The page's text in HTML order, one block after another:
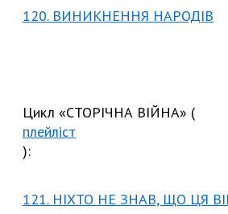
120. ВИНИКНЕННЯ НАРОДІВ
Цикл «СТОРІЧНА ВІЙНА» (
плейліст
):
121. НІХТО НЕ ЗНАВ, ЩО ЦЯ